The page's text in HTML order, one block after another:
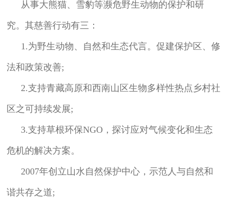
从事大熊猫、雪豹等濒危野生动物的保护和研
究。其慈善行动有三：
1.为野生动物、自然和生态代言。促建保护区、修
法和政策改善;
2.支持青藏高原和西南山区生物多样性热点乡村社
区之可持续发展;
3.支持草根环保NGO，探讨应对气候变化和生态
危机的解决方案。
2007年创立山水自然保护中心，示范人与自然和
谐共存之道;